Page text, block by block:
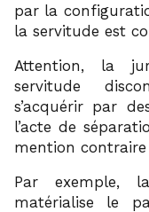
par la
la servitude est
Attention, la
servitude
s’acquérir par
l’acte de
mention contraire
Par exemple,
matérialise le